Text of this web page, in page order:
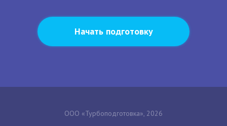
Начать подготовку
ООО «Турбоподготовка», 2026